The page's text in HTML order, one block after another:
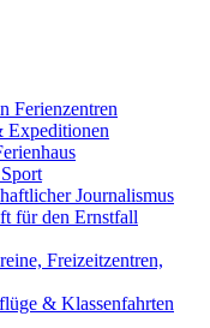
Ferienzentren
Expeditionen
Journalismus
für den Ernstfall
Freizeitzentren,
& Klassenfahrten